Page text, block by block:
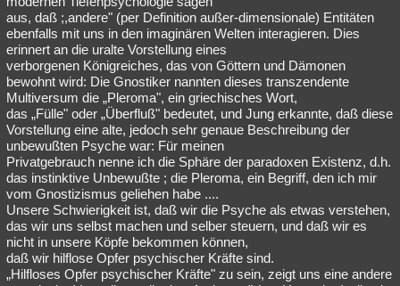
aus, daß ;,andere" (per Definition außer-dimensionale) Entitäten
ebenfalls mit uns in den imaginären Welten interagieren. Dies
erinnert an die uralte Vorstellung eines
verborgenen Königreiches, das von Göttern und Dämonen
bewohnt wird: Die Gnostiker nannten dieses transzendente
Multiversum die „Pleroma", ein griechisches Wort,
das „Fülle" oder „Überfluß" bedeutet, und Jung erkannte, daß diese
Vorstellung eine alte, jedoch sehr genaue Beschreibung der
unbewußten Psyche war: Für meinen
Privatgebrauch nenne ich die Sphäre der paradoxen Existenz, d.h.
das instinktive Unbewußte ; die Pleroma, ein Begriff, den ich mir
vom Gnostizismus geliehen habe ....
Unsere Schwierigkeit ist, daß wir die Psyche als etwas verstehen,
das wir uns selbst machen und selber steuern, und daß wir es
nicht in unsere Köpfe bekommen können,
daß wir hilflose Opfer psychischer Kräfte sind.
„Hilfloses Opfer psychischer Kräfte" zu sein, zeigt uns eine andere